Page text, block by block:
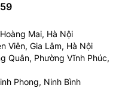
Mai, Hà Nội
Viên, Gia Lâm, Hà Nội
Quân, Phường Vĩnh Phúc,
Phong, Ninh Bình